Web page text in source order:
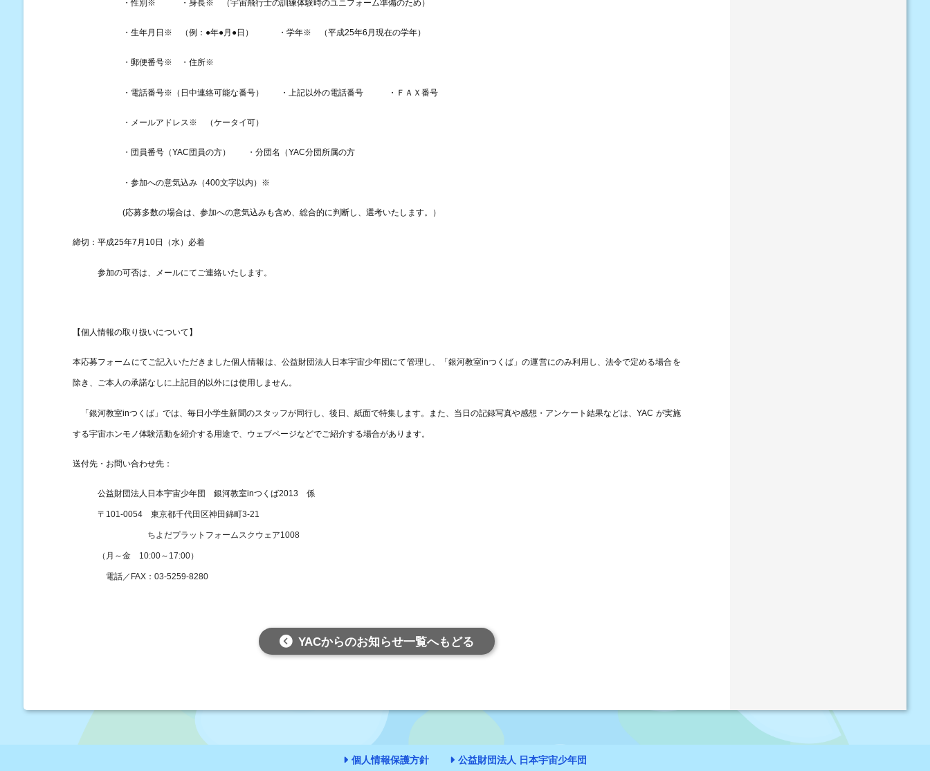
・性別※ ・身長※ （宇宙飛行士の訓練体験時のユニフォーム準備のため）
・生年月日 ※ （例： ●年●月 ●日） ・学年※ （平成25年6 月現在の学年）
・郵便番号※ ・住所※
・電話番号※ （日中連絡可能な番号） ・上記以外の電話番号 ・ＦＡＸ番号
・メールアドレス※ （ケータイ可）
・団員番号（YAC 団員の方） ・分団名（YAC分団所属の方
・参加への意気込み（400文字以内） ※
(応募多数の場合は、参加への意気込みも含め、総合的に判断し、選考いたします。）
締切：平成25年7 月 10日（水）必着
参加の可否は、メールにてご連絡いたします。
【個人情報の取り扱いについて】
本応募フォームにてご記入いただきました個人情報は、公益財団法人日本宇宙少年団にて管理し、「銀河教室inつくば」の運営にのみ利用し、法令で定める場合を
除き、ご本人の承諾なしに上記目的以外には使用しません。
「銀河教室inつくば」では、毎日小学生新聞のスタッフが同行し、後日、紙面で特集します。また、当日の記録写真や感想・アンケート結果などは、YAC が実施
する宇宙ホンモノ体験活動を紹介する用途で、ウェブページなどでご紹介する場合があります。
送付先・お問い合わせ先：
公益財団法人日本宇宙少年団 銀河教室inつくば2013 係
〒 101-0054 東京都千代田区神田錦町3-21
ちよだプラットフォームスクウェア1008
（月～金 10:00～ 17:00）
電話／ FAX ：03-5259-8280
YACからのお知らせ一覧へもどる
個人情報保護方針 公益財団法人 日本宇宙少年団